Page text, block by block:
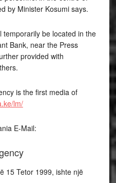
by Minister Kosumi says.
temporarily be located in the
Bank, near the Press
provided with
is the first media of
lm/
E-Mail:
15 Tetor 1999, ishte një